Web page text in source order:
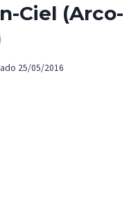
Ciel (Arco-
25/05/2016